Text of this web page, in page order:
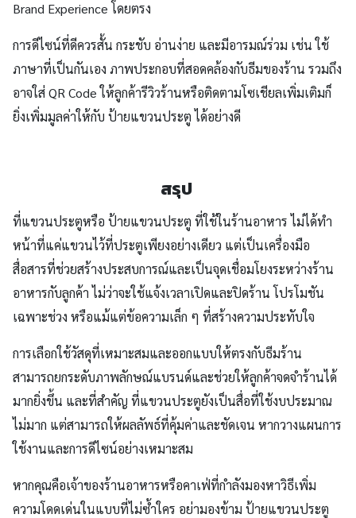
Brand Experience โดยตรง
การดีไซน์ที่ดีควรสั้น กระชับ อ่านง่าย และมีอารมณ์ร่วม เช่น ใช้
ภาษาที่เป็นกันเอง ภาพประกอบที่สอดคล้องกับธีมของร้าน รวมถึง
อาจใส่ QR Code ให้ลูกค้ารีวิวร้านหรือติดตามโซเชียลเพิ่มเติมก็
ยิ่งเพิ่มมูลค่าให้กับ ป้ายแขวนประตู ได้อย่างดี
สรุป
ที่แขวนประตูหรือ ป้ายแขวนประตู ที่ใช้ในร้านอาหาร ไม่ได้ทำ
หน้าที่แค่แขวนไว้ที่ประตูเพียงอย่างเดียว แต่เป็นเครื่องมือ
สื่อสารที่ช่วยสร้างประสบการณ์และเป็นจุดเชื่อมโยงระหว่างร้าน
อาหารกับลูกค้า ไม่ว่าจะใช้แจ้งเวลาเปิดและปิดร้าน โปรโมชัน
เฉพาะช่วง หรือแม้แต่ข้อความเล็ก ๆ ที่สร้างความประทับใจ
การเลือกใช้วัสดุที่เหมาะสมและออกแบบให้ตรงกับธีมร้าน
สามารถยกระดับภาพลักษณ์แบรนด์และช่วยให้ลูกค้าจดจำร้านได้
มากยิ่งขึ้น และที่สำคัญ ที่แขวนประตูยังเป็นสื่อที่ใช้งบประมาณ
ไม่มาก แต่สามารถให้ผลลัพธ์ที่คุ้มค่าและชัดเจน หากวางแผนการ
ใช้งานและการดีไซน์อย่างเหมาะสม
หากคุณคือเจ้าของร้านอาหารหรือคาเฟ่ที่กำลังมองหาวิธีเพิ่ม
ความโดดเด่นในแบบที่ไม่ซ้ำใคร อย่ามองข้าม ป้ายแขวนประตู